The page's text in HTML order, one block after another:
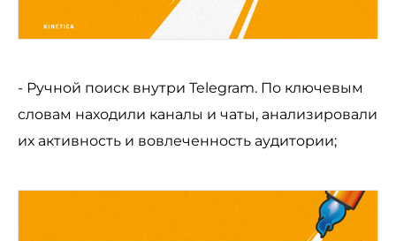
- Ручной поиск внутри Telegram. По ключевым
словам находили каналы и чаты, анализировали
их активность и вовлеченность аудитории;